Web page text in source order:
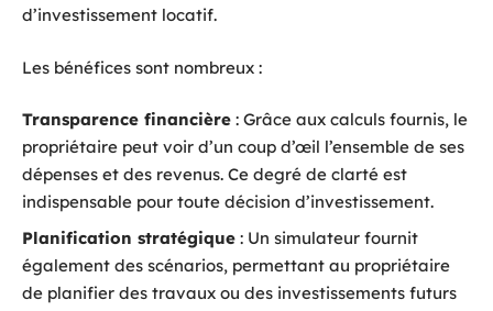
d’investissement locatif.
Les bénéfices sont nombreux :
Transparence financière : Grâce aux calculs fournis, le
propriétaire peut voir d’un coup d’œil l’ensemble de ses
dépenses et des revenus. Ce degré de clarté est
indispensable pour toute décision d’investissement.
Planification stratégique : Un simulateur fournit
également des scénarios, permettant au propriétaire
de planifier des travaux ou des investissements futurs